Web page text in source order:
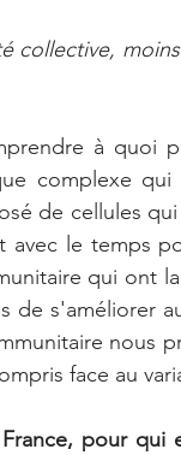
collective,
à quoi
complexe
de cellules
le temps
qui ont
de s'améliorer
nous
face au
pour qui